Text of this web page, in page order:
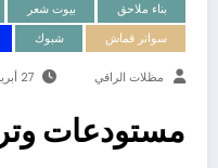
بناء ملاحق بيوت شعر
سواتر قماش
شبوك
مظلات الراقي 27 أبريل، 2025
مستودعات